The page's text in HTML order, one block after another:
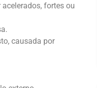
fortes ou
causada por